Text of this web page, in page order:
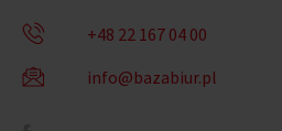
+48 22 167 04 00
info@bazabiur.pl